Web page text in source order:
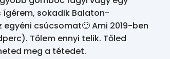
ígérem, sokadik Balaton-
csúcsomat🙂 Ami 2019-ben
Tőlem ennyi telik. Tőled
meg a tétedet.